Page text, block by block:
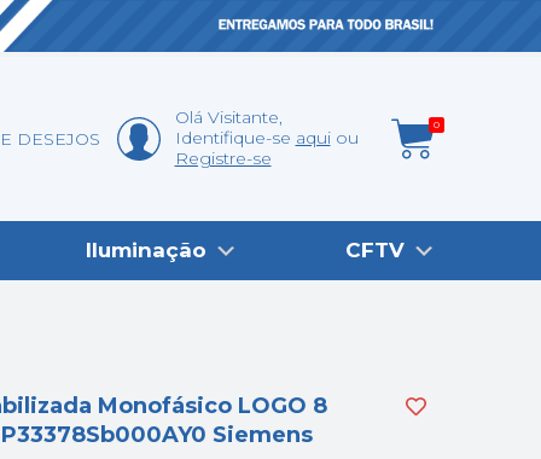
DESEJOS
Olá Visitante,
Identifique-se aqui
Registre-se
0
Iluminação CFTV
Monofásico LOGO 8
Siemens